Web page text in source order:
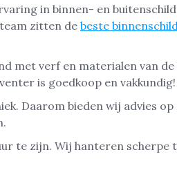
in binnen- en
zitten de beste
met verf en materialen van
is goedkoop en vakkundig!
Daarom bieden wij advies
te zijn. Wij hanteren scherpe